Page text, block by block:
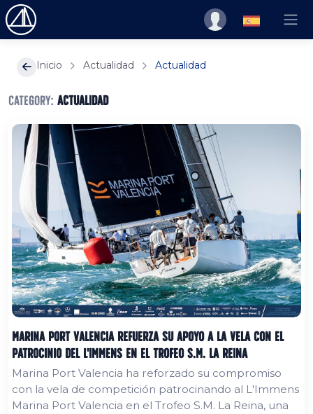
Inicio Actualidad Actualidad
Category: Actualidad
Marina Port Valencia refuerza su apoyo a la vela con el
patrocinio del L'Immens en el Trofeo S.M. La Reina
Marina Port Valencia ha reforzado su compromiso
con la vela de competición patrocinando al L'Immens
Marina Port Valencia en el Trofeo S.M. La Reina, una